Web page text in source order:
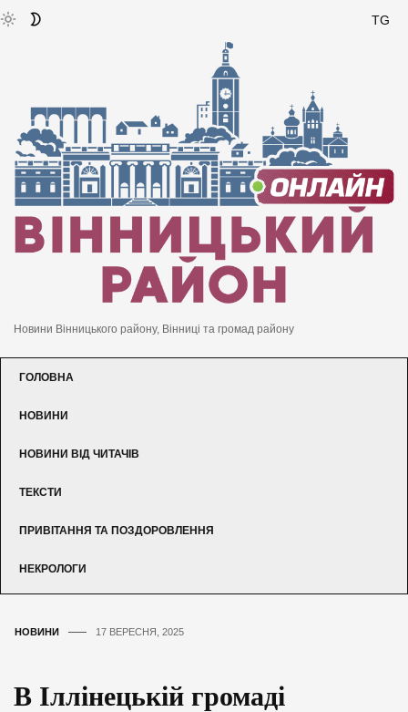
TG
Новини Вінницького району, Вінниці та громад району
ГОЛОВНА
НОВИНИ
НОВИНИ ВІД ЧИТАЧІВ
ТЕКСТИ
ПРИВІТАННЯ ТА ПОЗДОРОВЛЕННЯ
НЕКРОЛОГИ
НОВИНИ 17 ВЕРЕСНЯ, 2025
В Іллінецькій громаді